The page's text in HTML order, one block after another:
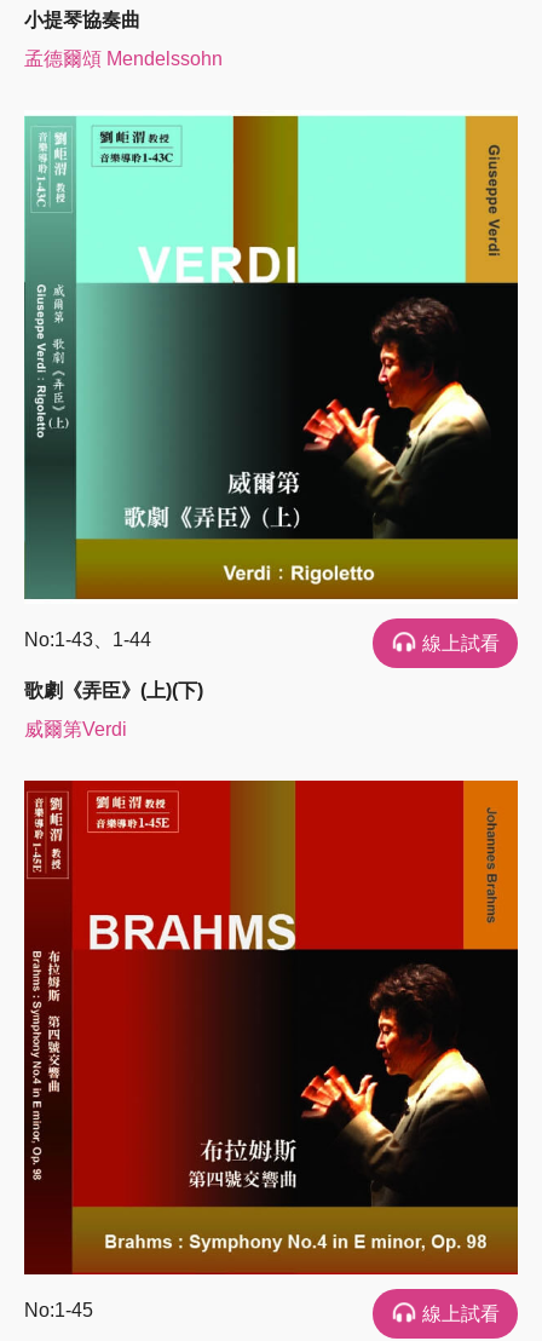
小提琴協奏曲
孟德爾頌 Mendelssohn
No:1-43、1-44 線上試看
歌劇《弄臣》(上)(下)
威爾第Verdi
No:1-45 線上試看